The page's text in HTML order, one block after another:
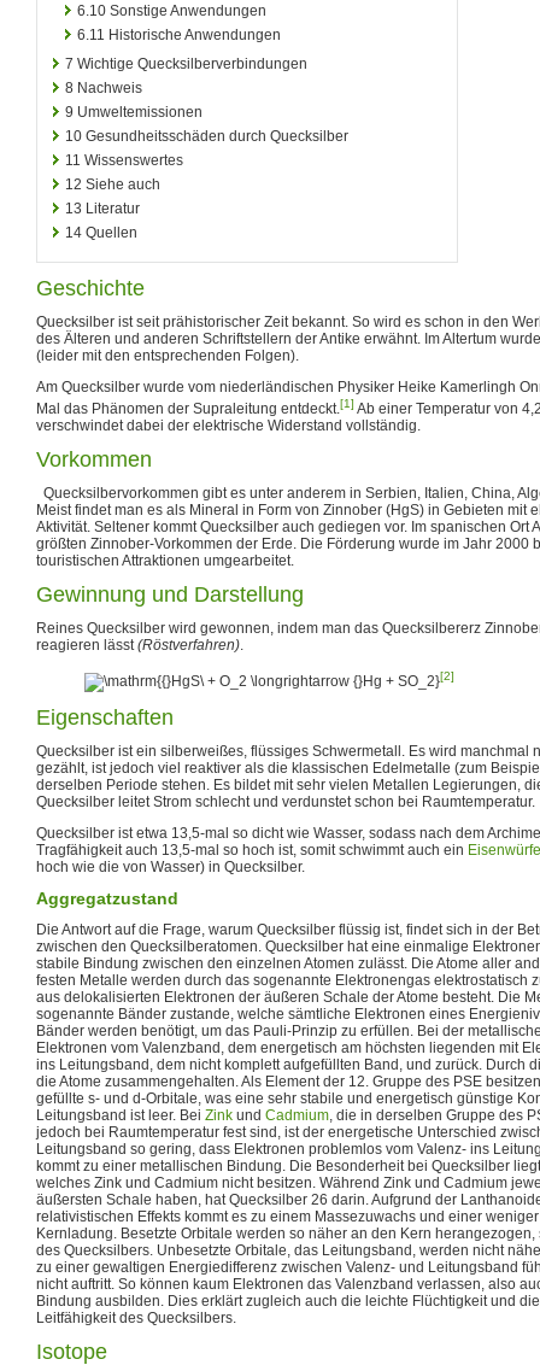
6.10 Sonstige Anwendungen
6.11 Historische Anwendungen
7 Wichtige Quecksilberverbindungen
8 Nachweis
9 Umweltemissionen
10 Gesundheitsschäden durch Quecksilber
11 Wissenswertes
12 Siehe auch
13 Literatur
14 Quellen
Geschichte
Quecksilber ist seit prähistorischer Zeit bekannt. So wird es schon in den
des Älteren und anderen Schriftstellern der Antike erwähnt. Im Altertum
(leider mit den entsprechenden Folgen).
Am Quecksilber wurde vom niederländischen Physiker Heike Kamerlingh
Mal das Phänomen der Supraleitung entdeckt.[1] Ab einer Temperatur von
verschwindet dabei der elektrische Widerstand vollständig.
Vorkommen
Quecksilbervorkommen gibt es unter anderem in Serbien, Italien, China,
Meist findet man es als Mineral in Form von Zinnober (HgS) in Gebieten mit
Aktivität. Seltener kommt Quecksilber auch gediegen vor. Im spanischen Ort
größten Zinnober-Vorkommen der Erde. Die Förderung wurde im Jahr 2000
touristischen Attraktionen umgearbeitet.
Gewinnung und Darstellung
Reines Quecksilber wird gewonnen, indem man das Quecksilbererz
reagieren lässt(Röstverfahren).
[2]
Eigenschaften
Quecksilber ist ein silberweißes, flüssiges Schwermetall. Es wird manchmal
gezählt, ist jedoch viel reaktiver als die klassischen Edelmetalle (zum
derselben Periode stehen. Es bildet mit sehr vielen Metallen Legierungen,
Quecksilber leitet Strom schlecht und verdunstet schon bei Raumtemperatur.
Quecksilber ist etwa 13,5-mal so dicht wie Wasser, sodass nach dem
Tragfähigkeit auch 13,5-mal so hoch ist, somit schwimmt auch ein
hoch wie die von Wasser) in Quecksilber.
Aggregatzustand
Die Antwort auf die Frage, warum Quecksilber flüssig ist, findet sich in der
zwischen den Quecksilberatomen. Quecksilber hat eine einmalige
stabile Bindung zwischen den einzelnen Atomen zulässt. Die Atome aller
festen Metalle werden durch das sogenannte Elektronengas elektrostatisch
aus delokalisierten Elektronen der äußeren Schale der Atome besteht. Die
sogenannte Bänder zustande, welche sämtliche Elektronen eines
Bänder werden benötigt, um das Pauli-Prinzip zu erfüllen. Bei der
Elektronen vom Valenzband, dem energetisch am höchsten liegenden mit
ins Leitungsband, dem nicht komplett aufgefüllten Band, und zurück. Durch
die Atome zusammengehalten. Als Element der 12. Gruppe des PSE
gefüllte s- und d-Orbitale, was eine sehr stabile und energetisch günstige
Leitungsband ist leer. Bei Zink und Cadmium, die in derselben Gruppe des
jedoch bei Raumtemperatur fest sind, ist der energetische Unterschied
Leitungsband so gering, dass Elektronen problemlos vom Valenz- ins
kommt zu einer metallischen Bindung. Die Besonderheit bei Quecksilber
welches Zink und Cadmium nicht besitzen. Während Zink und Cadmium
äußersten Schale haben, hat Quecksilber 26 darin. Aufgrund der
relativistischen Effekts kommt es zu einem Massezuwachs und einer
Kernladung. Besetzte Orbitale werden so näher an den Kern
des Quecksilbers. Unbesetzte Orbitale, das Leitungsband, werden nicht
zu einer gewaltigen Energiedifferenz zwischen Valenz- und Leitungsband
nicht auftritt. So können kaum Elektronen das Valenzband verlassen, also
Bindung ausbilden. Dies erklärt zugleich auch die leichte Flüchtigkeit und
Leitfähigkeit des Quecksilbers.
Isotope